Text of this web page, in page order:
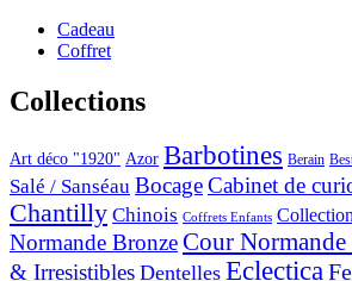
Cadeau
Coffret
Collections
Art déco "1920" Azor Barbotines Berain
Salé / Sanséau BocageCabinet de
Chantilly Chinois Coffrets Enfants
Normande BronzeCour
& Irresistibles Dentelles Eclectica